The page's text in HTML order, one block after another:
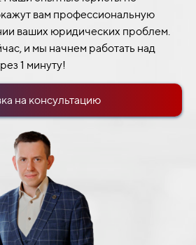
вам профессиональную
ваших юридических проблем.
и мы начнем работать над
1 минуту!
на консультацию